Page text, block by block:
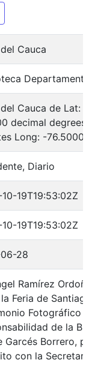
Cauca
Cauca de Lat:
decimal degrees
Long: -76.5000
Diario
19T19:53:02Z
19T19:53:02Z
28
Ramírez
la Feria de
Fotográfico
de la
Garcés Borrero,
con la